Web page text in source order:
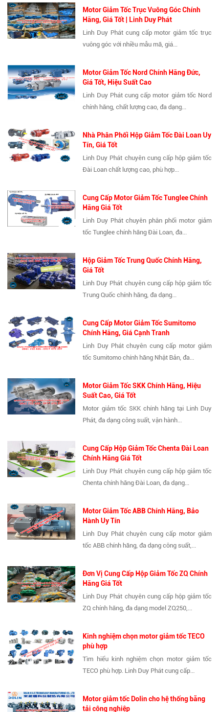
Motor Giảm Tốc Trục Vuông Góc Chính
Hãng, Giá Tốt | Linh Duy Phát
Linh Duy Phát cung cấp motor giảm tốc trục
vuông góc với nhiều mẫu mã, giá...
Motor Giảm Tốc Nord Chính Hãng Đức,
Giá Tốt, Hiệu Suất Cao
Linh Duy Phát cung cấp motor giảm tốc Nord
chính hãng, chất lượng cao, đa dạng...
Nhà Phân Phối Hộp Giảm Tốc Đài Loan Uy
Tín, Giá Tốt
Linh Duy Phát chuyên cung cấp hộp giảm tốc
Đài Loan chất lượng cao, phù hợp...
Cung Cấp Motor Giảm Tốc Tunglee Chính
Hãng Giá Tốt
Linh Duy Phát chuyên phân phối motor giảm
tốc Tunglee chính hãng Đài Loan, đa...
Hộp Giảm Tốc Trung Quốc Chính Hãng,
Giá Tốt
Linh Duy Phát chuyên cung cấp hộp giảm tốc
Trung Quốc chính hãng, đa dạng...
Cung Cấp Motor Giảm Tốc Sumitomo
Chính Hãng, Giá Cạnh Tranh
Linh Duy Phát chuyên cung cấp motor giảm
tốc Sumitomo chính hãng Nhật Bản, đa...
Motor Giảm Tốc SKK Chính Hãng, Hiệu
Suất Cao, Giá Tốt
Motor giảm tốc SKK chính hãng tại Linh Duy
Phát, đa dạng công suất, vận hành...
Cung Cấp Hộp Giảm Tốc Chenta Đài Loan
Chính Hãng Giá Tốt
Linh Duy Phát chuyên cung cấp hộp giảm tốc
Chenta chính hãng Đài Loan, đa dạng...
Motor Giảm Tốc ABB Chính Hãng, Bảo
Hành Uy Tín
Linh Duy Phát chuyên cung cấp motor giảm
tốc ABB chính hãng, đa dạng công suất,...
Đơn Vị Cung Cấp Hộp Giảm Tốc ZQ Chính
Hãng Giá Tốt
Linh Duy Phát chuyên cung cấp hộp giảm tốc
ZQ chính hãng, đa dạng model ZQ250,...
Kinh nghiệm chọn motor giảm tốc TECO
phù hợp
Tìm hiểu kinh nghiệm chọn motor giảm tốc
TECO phù hợp. Linh Duy Phát cung cấp...
Motor giảm tốc Dolin cho hệ thống băng
tải công nghiệp